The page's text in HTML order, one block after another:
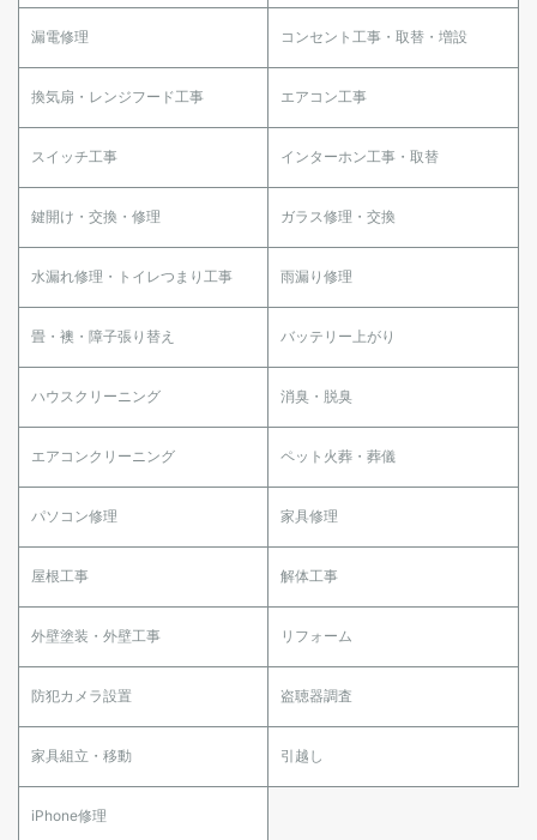
漏電修理 コンセント工事・取替・増設
換気扇・レンジフード工事 エアコン工事
スイッチ工事 インターホン工事・取替
鍵開け・交換・修理 ガラス修理・交換
水漏れ修理・トイレつまり工事 雨漏り修理
畳・襖・障子張り替え バッテリー上がり
ハウスクリーニング 消臭・脱臭
エアコンクリーニング ペット火葬・葬儀
パソコン修理 家具修理
屋根工事 解体工事
外壁塗装・外壁工事 リフォーム
防犯カメラ設置 盗聴器調査
家具組立・移動 引越し
iPhone修理